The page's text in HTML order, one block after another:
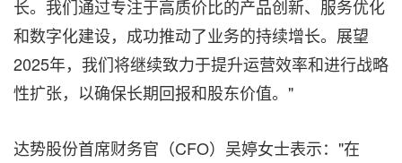
长。我们通过专注于高质价比的产品创新、服务优化
和数字化建设，成功推动了业务的持续增长。展望
2025年，我们将继续致力于提升运营效率和进行战略
性扩张，以确保长期回报和股东价值。"
达势股份首席财务官（CFO）吴婷女士表示："在